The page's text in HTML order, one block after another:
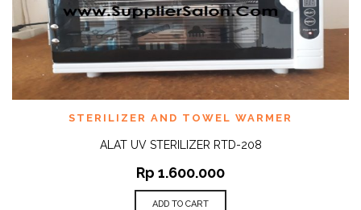
STERILIZER AND TOWEL WARMER
ALAT UV STERILIZER RTD-208
Rp 1.600.000
ADD TO CART